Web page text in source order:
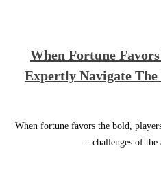
When Fortune
Expertly Navigate
When fortune favors the bold,
challenges of the